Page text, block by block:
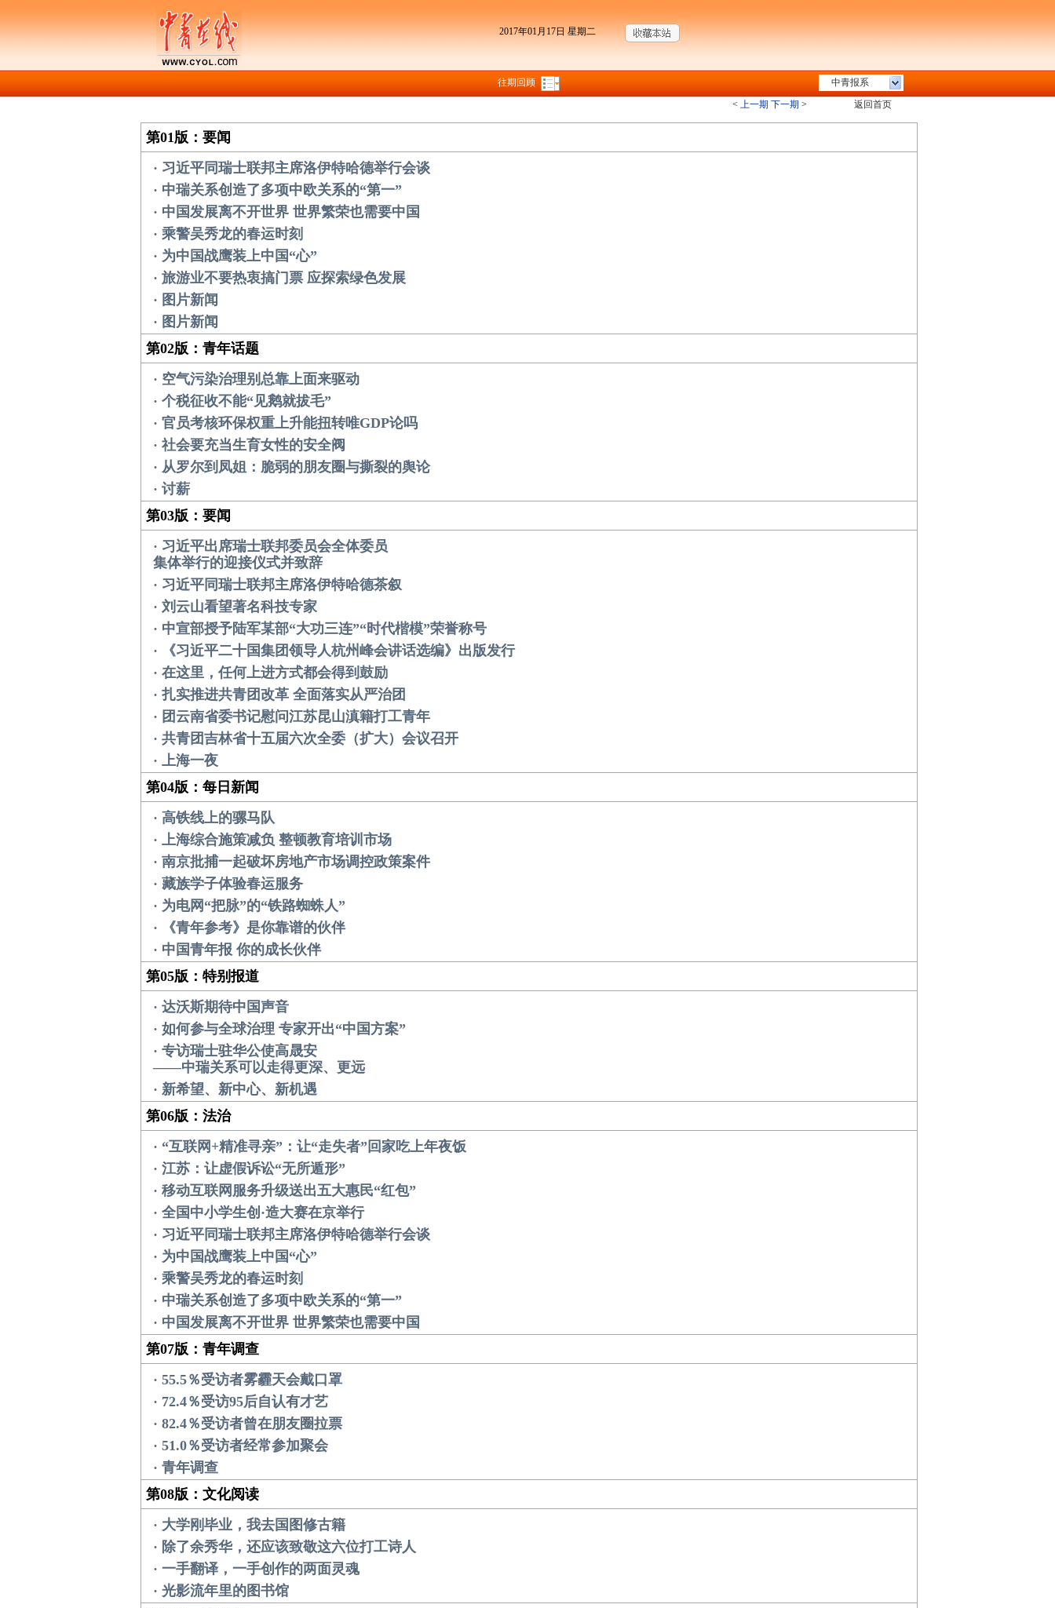
2017年01月17日 星期二
往期回顾
中青报系
< 上一期 下一期 > 返回首页
第01版：要闻
· 习近平同瑞士联邦主席洛伊特哈德举行会谈
· 中瑞关系创造了多项中欧关系的“第一”
· 中国发展离不开世界 世界繁荣也需要中国
· 乘警吴秀龙的春运时刻
· 为中国战鹰装上中国“心”
· 旅游业不要热衷搞门票 应探索绿色发展
· 图片新闻
· 图片新闻
第02版：青年话题
· 空气污染治理别总靠上面来驱动
· 个税征收不能“见鹅就拔毛”
· 官员考核环保权重上升能扭转唯GDP论吗
· 社会要充当生育女性的安全阀
· 从罗尔到凤姐：脆弱的朋友圈与撕裂的舆论
· 讨薪
第03版：要闻
· 习近平出席瑞士联邦委员会全体委员
集体举行的迎接仪式并致辞
· 习近平同瑞士联邦主席洛伊特哈德茶叙
· 刘云山看望著名科技专家
· 中宣部授予陆军某部“大功三连”“时代楷模”荣誉称号
· 《习近平二十国集团领导人杭州峰会讲话选编》出版发行
· 在这里，任何上进方式都会得到鼓励
· 扎实推进共青团改革 全面落实从严治团
· 团云南省委书记慰问江苏昆山滇籍打工青年
· 共青团吉林省十五届六次全委（扩大）会议召开
· 上海一夜
第04版：每日新闻
· 高铁线上的骡马队
· 上海综合施策减负 整顿教育培训市场
· 南京批捕一起破坏房地产市场调控政策案件
· 藏族学子体验春运服务
· 为电网“把脉”的“铁路蜘蛛人”
· 《青年参考》是你靠谱的伙伴
· 中国青年报 你的成长伙伴
第05版：特别报道
· 达沃斯期待中国声音
· 如何参与全球治理 专家开出“中国方案”
· 专访瑞士驻华公使高晟安
——中瑞关系可以走得更深、更远
· 新希望、新中心、新机遇
第06版：法治
· “互联网+精准寻亲”：让“走失者”回家吃上年夜饭
· 江苏：让虚假诉讼“无所遁形”
· 移动互联网服务升级送出五大惠民“红包”
· 全国中小学生创·造大赛在京举行
· 习近平同瑞士联邦主席洛伊特哈德举行会谈
· 为中国战鹰装上中国“心”
· 乘警吴秀龙的春运时刻
· 中瑞关系创造了多项中欧关系的“第一”
· 中国发展离不开世界 世界繁荣也需要中国
第07版：青年调查
· 55.5％受访者雾霾天会戴口罩
· 72.4％受访95后自认有才艺
· 82.4％受访者曾在朋友圈拉票
· 51.0％受访者经常参加聚会
· 青年调查
第08版：文化阅读
· 大学刚毕业，我去国图修古籍
· 除了余秀华，还应该致敬这六位打工诗人
· 一手翻译，一手创作的两面灵魂
· 光影流年里的图书馆